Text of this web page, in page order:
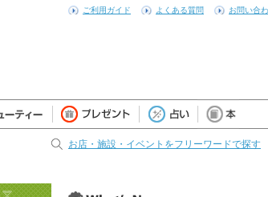
ご利用ガイド よくある質問 お問い合
お店・施設・イベントをフリーワードで探す